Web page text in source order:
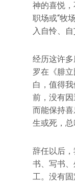
神的喜悦
职场或“牧
入自怜、自
经历这许
罗在《腓
白，值得
前，没有
而能保持
生或死，总
辞任以后
书、写书
工。没有